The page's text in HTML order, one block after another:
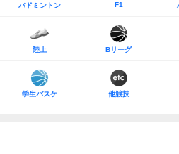
バドミントン F1
陸上 Bリーグ
学生バスケ 他競技